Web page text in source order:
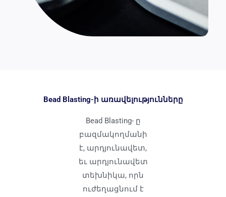
Bead Blasting-ի առավելությունները
Bead Blasting- ը
բազմակողմանի
է, արդյունավետ,
եւ արդյունավետ
տեխնիկա, որն
ուժեղացնում է